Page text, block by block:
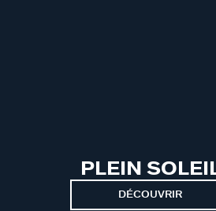
PLEIN
DÉCOUVRIR